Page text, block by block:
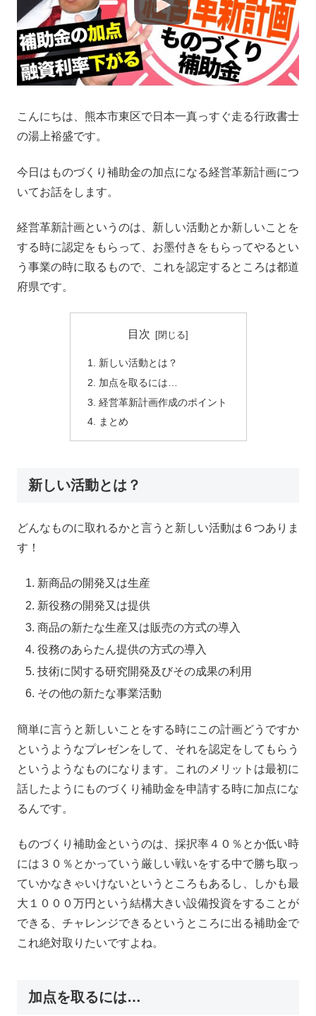
こんにちは、熊本市東区で日本一真っすぐ走る行政書士
の湯上裕盛です。
今日はものづくり補助金の加点になる経営革新計画につ
いてお話をします。
経営革新計画というのは、新しい活動とか新しいことを
する時に認定をもらって、お墨付きをもらってやるとい
う事業の時に取るもので、これを認定するところは都道
府県です。
目次
新しい活動とは？
加点を取るには…
経営革新計画作成のポイント
まとめ
新しい活動とは？
どんなものに取れるかと言うと新しい活動は６つありま
す！
新商品の開発又は生産
新役務の開発又は提供
商品の新たな生産又は販売の方式の導入
役務のあらたん提供の方式の導入
技術に関する研究開発及びその成果の利用
その他の新たな事業活動
簡単に言うと新しいことをする時にこの計画どうですか
というようなプレゼンをして、それを認定をしてもらう
というようなものになります。これのメリットは最初に
話したようにものづくり補助金を申請する時に加点にな
るんです。
ものづくり補助金というのは、採択率４０％とか低い時
には３０％とかっていう厳しい戦いをする中で勝ち取っ
ていかなきゃいけないというところもあるし、しかも最
大１０００万円という結構大きい設備投資をすることが
できる、チャレンジできるというところに出る補助金で
これ絶対取りたいですよね。
加点を取るには…